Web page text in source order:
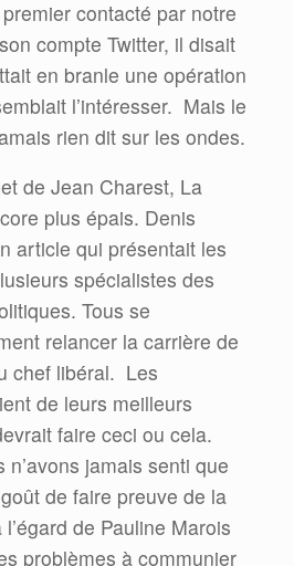
contacté par notre
compte Twitter, il disait
en branle une opération
l’intéresser. Mais le
rien dit sur les ondes.
de Jean Charest, La
plus épais. Denis
article qui présentait les
spécialistes des
Tous se
relancer la carrière de
chef libéral. Les
de leurs meilleurs
faire ceci ou cela.
jamais senti que
de faire preuve de la
de Pauline Marois
problèmes à communier